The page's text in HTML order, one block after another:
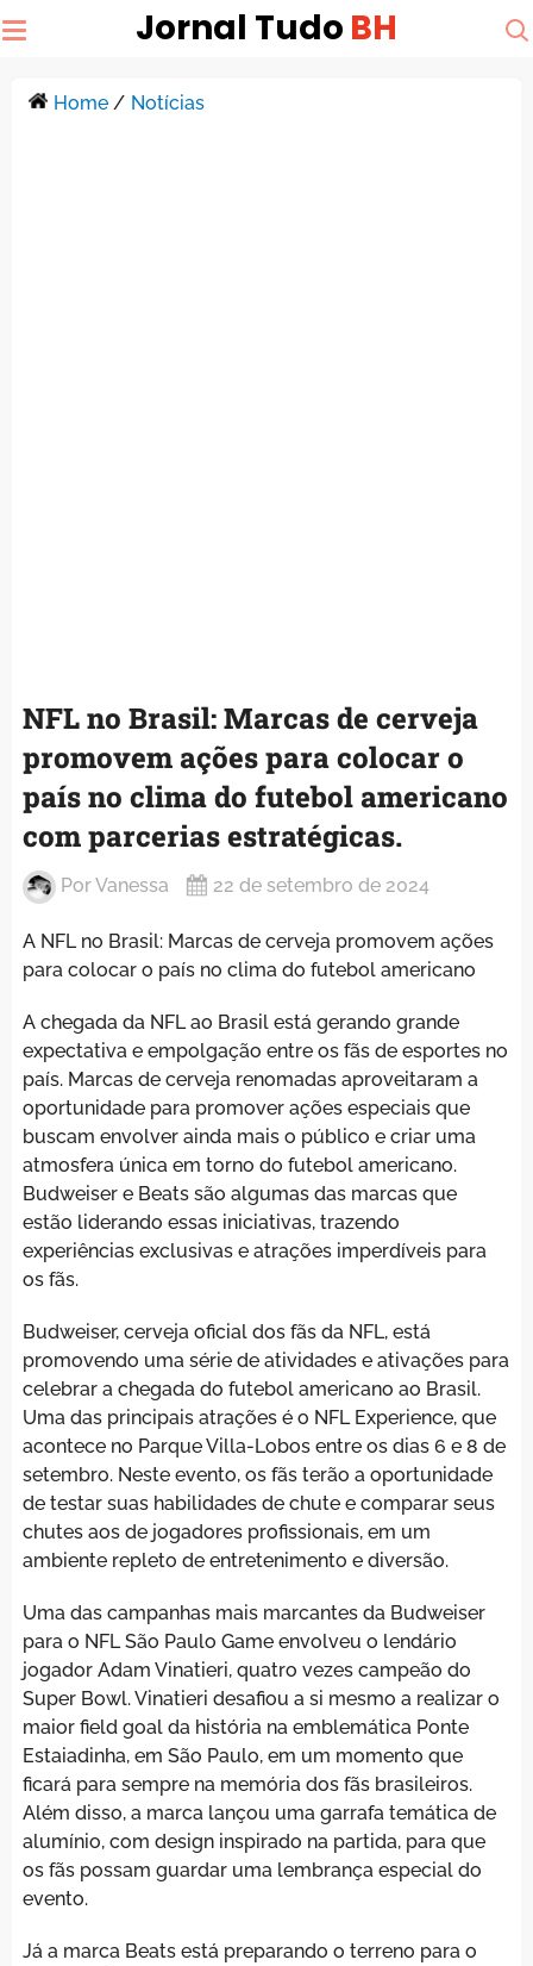
Jornal Tudo BH
Home/ Notícias
NFL no Brasil: Marcas de cerveja
promovem ações para colocar o
país no clima do futebol americano
com parcerias estratégicas.
PorVanessa 22 de setembro de 2024
A NFL no Brasil: Marcas de cerveja promovem ações
para colocar o país no clima do futebol americano
A chegada da NFL ao Brasil está gerando grande
expectativa e empolgação entre os fãs de esportes no
país. Marcas de cerveja renomadas aproveitaram a
oportunidade para promover ações especiais que
buscam envolver ainda mais o público e criar uma
atmosfera única em torno do futebol americano.
Budweiser e Beats são algumas das marcas que
estão liderando essas iniciativas, trazendo
experiências exclusivas e atrações imperdíveis para
os fãs.
Budweiser, cerveja oficial dos fãs da NFL, está
promovendo uma série de atividades e ativações para
celebrar a chegada do futebol americano ao Brasil.
Uma das principais atrações é o NFL Experience, que
acontece no Parque Villa-Lobos entre os dias 6 e 8 de
setembro. Neste evento, os fãs terão a oportunidade
de testar suas habilidades de chute e comparar seus
chutes aos de jogadores profissionais, em um
ambiente repleto de entretenimento e diversão.
Uma das campanhas mais marcantes da Budweiser
para o NFL São Paulo Game envolveu o lendário
jogador Adam Vinatieri, quatro vezes campeão do
Super Bowl. Vinatieri desafiou a si mesmo a realizar o
maior field goal da história na emblemática Ponte
Estaiadinha, em São Paulo, em um momento que
ficará para sempre na memória dos fãs brasileiros.
Além disso, a marca lançou uma garrafa temática de
alumínio, com design inspirado na partida, para que
os fãs possam guardar uma lembrança especial do
evento.
Já a marca Beats está preparando o terreno para o